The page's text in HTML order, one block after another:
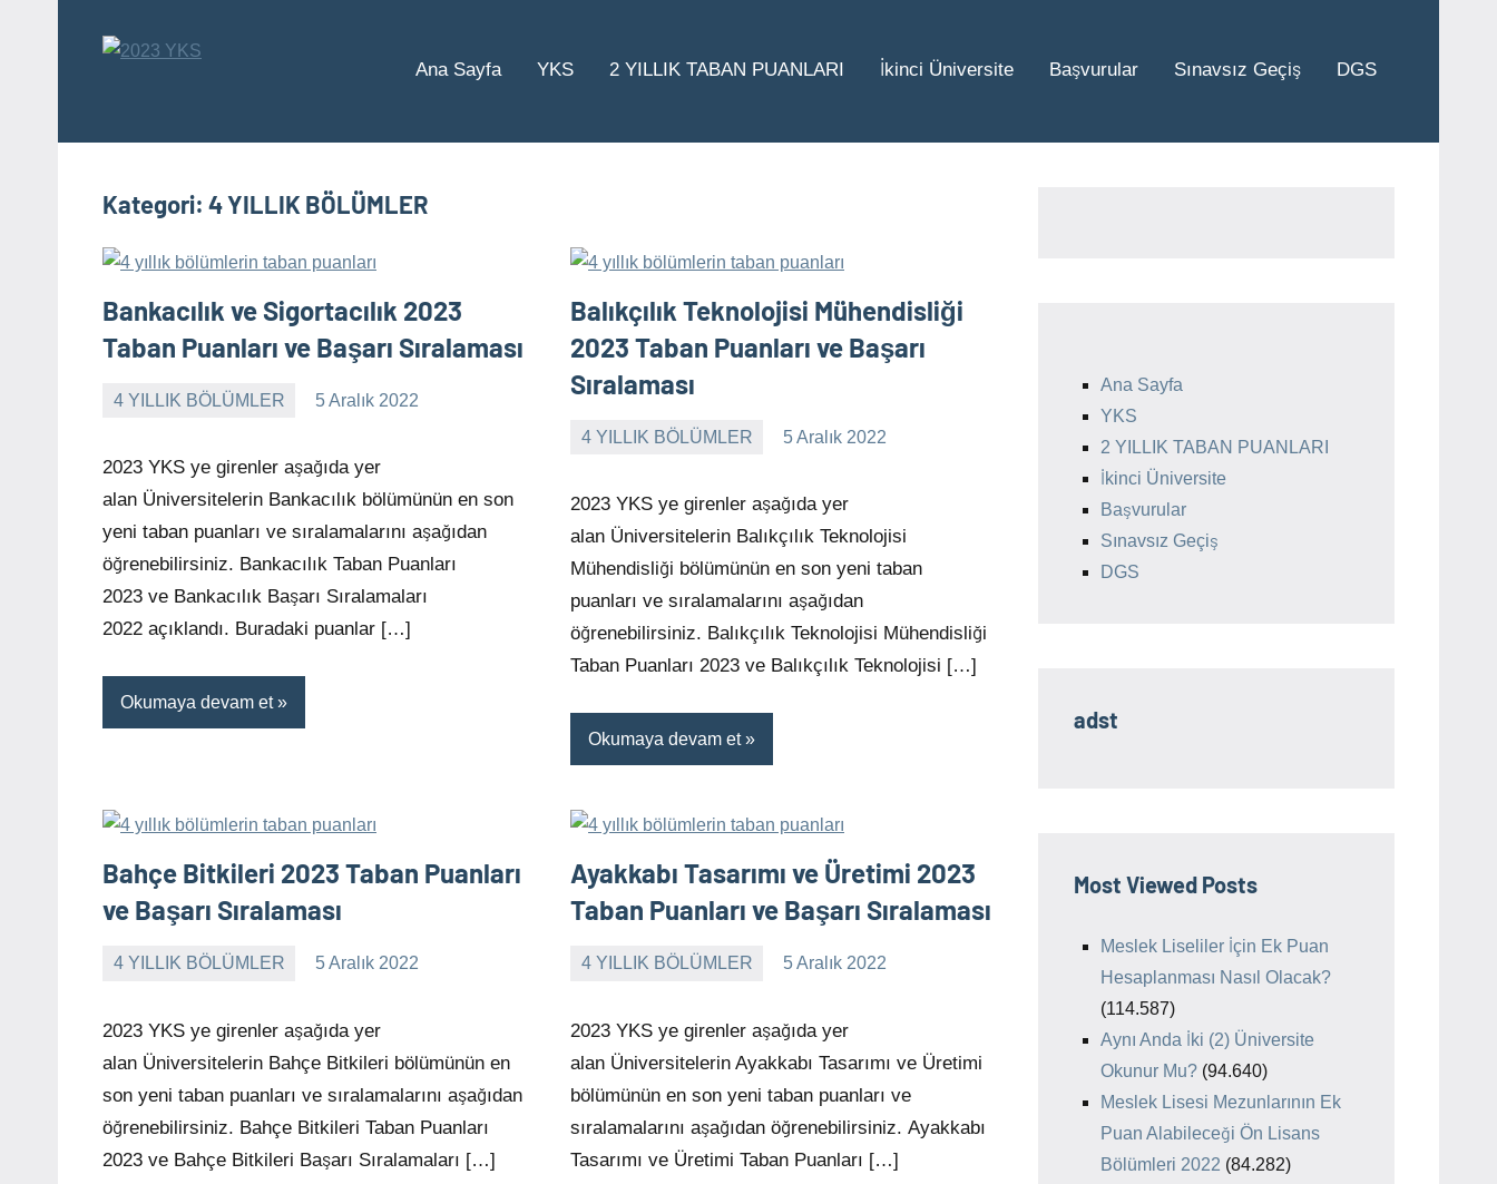
YKS
Puanları
Sıralamaları
Ana Sayfa YKS 2 YILLIK TABAN PUANLARI İkinci Üniversite Başvurular Sınavsız Geçiş DGS
Kategori: 4 YILLIK BÖLÜMLER
Bankacılık ve Sigortacılık 2023
Taban Puanları ve Başarı Sıralaması
4 YILLIK BÖLÜMLER
5 Aralık 2022
2023 YKS ye girenler aşağıda yer
alan Üniversitelerin Bankacılık bölümünün en son
yeni taban puanları ve sıralamalarını aşağıdan
öğrenebilirsiniz. Bankacılık Taban Puanları
2023 ve Bankacılık Başarı Sıralamaları
2022 açıklandı. Buradaki puanlar […]
Okumaya devam et
Balıkçılık Teknolojisi Mühendisliği
2023 Taban Puanları ve Başarı
Sıralaması
4 YILLIK BÖLÜMLER
5 Aralık 2022
2023 YKS ye girenler aşağıda yer
alan Üniversitelerin Balıkçılık Teknolojisi
Mühendisliği bölümünün en son yeni taban
puanları ve sıralamalarını aşağıdan
öğrenebilirsiniz. Balıkçılık Teknolojisi Mühendisliği
Taban Puanları 2023 ve Balıkçılık Teknolojisi […]
Okumaya devam et
Bahçe Bitkileri 2023 Taban Puanları
ve Başarı Sıralaması
4 YILLIK BÖLÜMLER
5 Aralık 2022
2023 YKS ye girenler aşağıda yer
alan Üniversitelerin Bahçe Bitkileri bölümünün en
son yeni taban puanları ve sıralamalarını aşağıdan
öğrenebilirsiniz. Bahçe Bitkileri Taban Puanları
2023 ve Bahçe Bitkileri Başarı Sıralamaları […]
Ayakkabı Tasarımı ve Üretimi 2023
Taban Puanları ve Başarı Sıralaması
4 YILLIK BÖLÜMLER
5 Aralık 2022
2023 YKS ye girenler aşağıda yer
alan Üniversitelerin Ayakkabı Tasarımı ve Üretimi
bölümünün en son yeni taban puanları ve
sıralamalarını aşağıdan öğrenebilirsiniz. Ayakkabı
Tasarımı ve Üretimi Taban Puanları […]
Ana Sayfa
YKS
2 YILLIK TABAN PUANLARI
İkinci Üniversite
Başvurular
Sınavsız Geçiş
DGS
adst
Most Viewed Posts
Meslek Liseliler İçin Ek Puan
Hesaplanması Nasıl Olacak?
(114.587)
Aynı Anda İki (2) Üniversite
Okunur Mu? (94.640)
Meslek Lisesi Mezunlarının Ek
Puan Alabileceği Ön Lisans
Bölümleri 2022 (84.282)